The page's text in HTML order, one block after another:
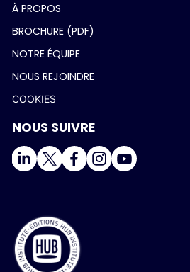
À PROPOS
BROCHURE (PDF)
NOTRE ÉQUIPE
NOUS REJOINDRE
COOKIES
NOUS SUIVRE